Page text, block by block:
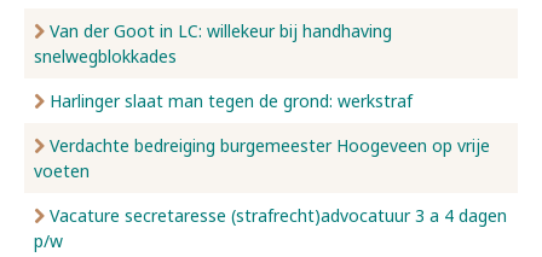
Van der Goot in LC: willekeur bij handhaving
snelwegblokkades
Harlinger slaat man tegen de grond: werkstraf
Verdachte bedreiging burgemeester Hoogeveen op vrije
voeten
Vacature secretaresse (strafrecht)advocatuur 3 a 4 dagen
p/w